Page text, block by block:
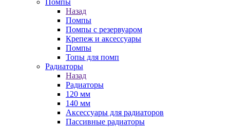
Помпы
Назад
Помпы
Помпы с резервуаром
Крепеж и аксессуары
Помпы
Топы для помп
Радиаторы
Назад
Радиаторы
120 мм
140 мм
Аксессуары для радиаторов
Пассивные радиаторы